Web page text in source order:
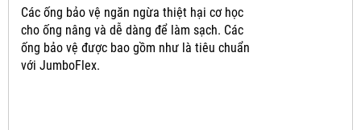
Các ống bảo vệ ngăn ngừa thiệt hại cơ học
cho ống nâng và dễ dàng để làm sạch. Các
ống bảo vệ được bao gồm như là tiêu chuẩn
với JumboFlex.